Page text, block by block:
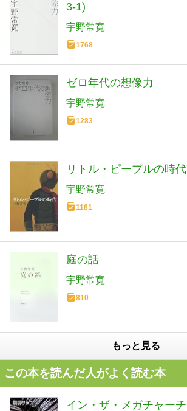
3-1)
宇野常寛
1768
ゼロ年代の想像力
宇野常寛
1283
リトル・ピープルの時代
宇野常寛
1181
庭の話
宇野常寛
810
もっと見る
この本を読んだ人がよく読む本
イン・ザ・メガチャーチ